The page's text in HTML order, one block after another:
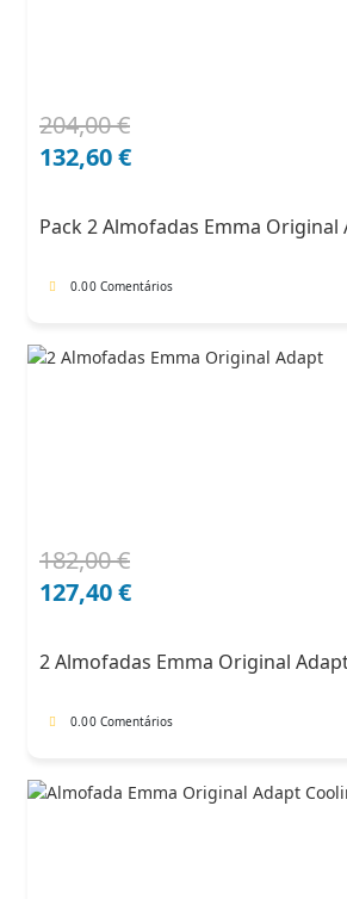
204,00€
O
preço
204,00 €.
132,60€
O
preço
132,60 €.
Pack 2 Almofadas Emma Original
0.00 Comentários
182,00€
O
preço
182,00 €.
127,40€
O
preço
127,40 €.
2 Almofadas Emma Original
0.00 Comentários